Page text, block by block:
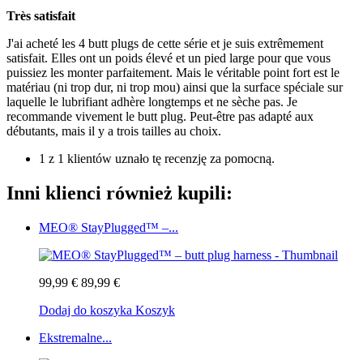
Très satisfait
J'ai acheté les 4 butt plugs de cette série et je suis extrêmement
satisfait. Elles ont un poids élevé et un pied large pour que vous
puissiez les monter parfaitement. Mais le véritable point fort est le
matériau (ni trop dur, ni trop mou) ainsi que la surface spéciale sur
laquelle le lubrifiant adhère longtemps et ne sèche pas. Je
recommande vivement le butt plug. Peut-être pas adapté aux
débutants, mais il y a trois tailles au choix.
1 z 1 klientów uznało tę recenzję za pomocną.
Inni klienci również kupili:
MEO® StayPlugged™ –...
99,99 € 89,99 €
Dodaj do koszyka Koszyk
Ekstremalne...